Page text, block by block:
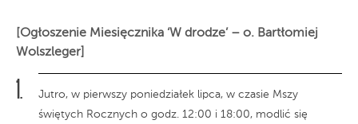
[Ogłoszenie Miesięcznika ‘W drodze’ – o. Bartłomiej
Wolszleger]
Jutro, w pierwszy poniedziałek lipca, w czasie Mszy
świętych Rocznych o godz. 12:00 i 18:00, modlić się